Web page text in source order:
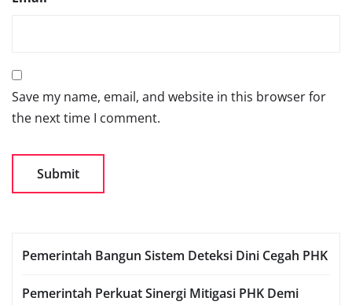
Save my name, email, and website in this browser for
the next time I comment.
Pemerintah Bangun Sistem Deteksi Dini Cegah PHK
Pemerintah Perkuat Sinergi Mitigasi PHK Demi